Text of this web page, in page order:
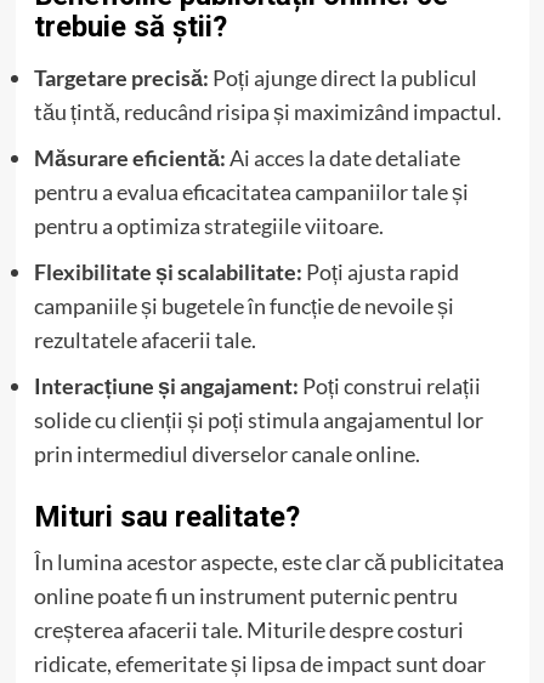
trebuie să știi?
Targetare precisă: Poți ajunge direct la publicul
tău țintă, reducând risipa și maximizând impactul.
Măsurare eficientă:Ai acces la date detaliate
pentru a evalua eficacitatea campaniilor tale și
pentru a optimiza strategiile viitoare.
Flexibilitate și scalabilitate: Poți ajusta rapid
campaniile și bugetele în funcție de nevoile și
rezultatele afacerii tale.
Interacțiune și angajament: Poți construi relații
solide cu clienții și poți stimula angajamentul lor
prin intermediul diverselor canale online.
Mituri sau realitate?
În lumina acestor aspecte, este clar că publicitatea
online poate fi un instrument puternic pentru
creșterea afacerii tale. Miturile despre costuri
ridicate, efemeritate și lipsa de impact sunt doar